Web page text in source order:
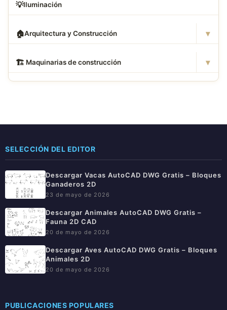
💡Iluminación
🏠Arquitectura y Construcción ▾
🏗 ️ Maquinarias de construcción ▾
SELECCIÓN DEL EDITOR
Descargar Vacas AutoCAD DWG Gratis – Bloques
Ganaderos 2D
23 de mayo de 2026
Descargar Animales AutoCAD DWG Gratis –
Fauna 2D CAD
20 de mayo de 2026
Descargar Aves AutoCAD DWG Gratis – Bloques
Animales 2D
20 de mayo de 2026
PUBLICACIONES POPULARES